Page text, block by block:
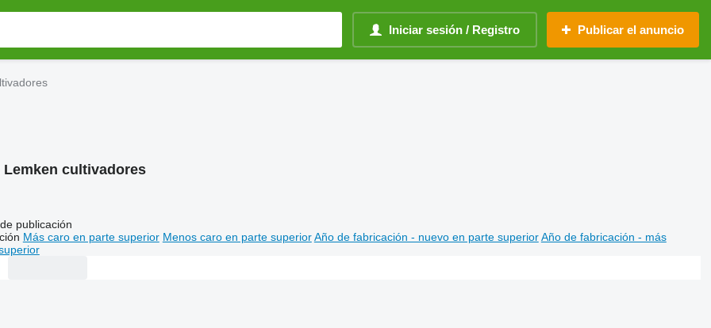
Iniciar sesión / Registro Publicar el anuncio
Lemken cultivadores
publicación
Más caro en parte superior Menos caro en parte superior Año de fabricación - nuevo en parte superior Año de fabricación - más